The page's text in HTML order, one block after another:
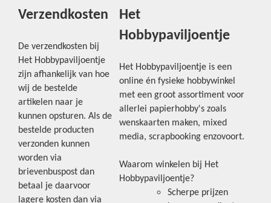
Verzendkosten
De verzendkosten bij
Het Hobbypaviljoentje
zijn afhankelijk van hoe
wij de bestelde
artikelen naar je
kunnen opsturen. Als de
bestelde producten
verzonden kunnen
worden via
brievenbuspost dan
betaal je daarvoor
lagere kosten dan via
Het
Hobbypaviljoentje
Het Hobbypaviljoentje is een
online én fysieke hobbywinkel
met een groot assortiment voor
allerlei papierhobby's zoals
wenskaarten maken, mixed
media, scrapbooking enzovoort.
Waarom winkelen bij Het
Hobbypaviljoentje?
Scherpe prijzen